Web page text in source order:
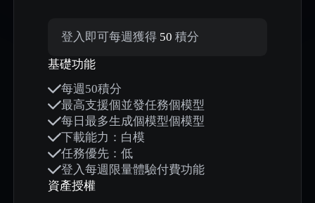
登入即可每週獲得 50 積分
基礎功能
每週50積分
最高支援個並發任務個模型
每日最多生成個模型個模型
下載能力：白模
任務優先：低
登入每週限量體驗付費功能
資產授權